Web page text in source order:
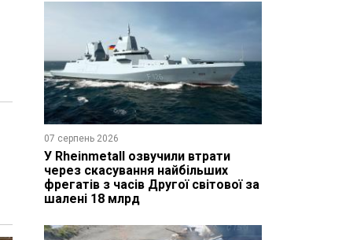
07 серпень 2026
У Rheinmetall озвучили втрати
через скасування найбільших
фрегатів з часів Другої світової за
шалені 18 млрд